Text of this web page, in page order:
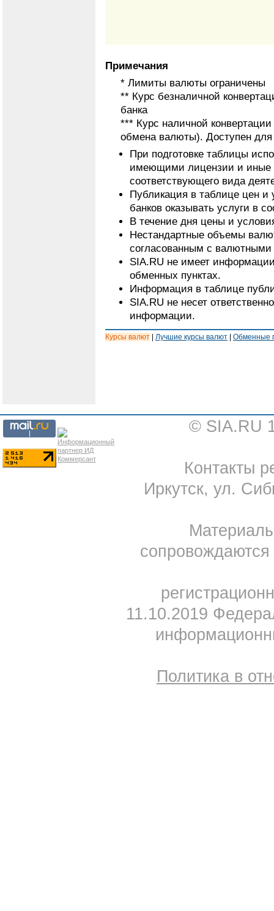
Примечания
* Лимиты валюты ограничены
** Курс безналичной
банка
*** Курс наличной
обмена валюты). Доступен для
При подготовке таблицы
имеющими лицензии и иные
соответствующего вида
Публикация в таблице цен и
банков оказывать услуги в
В течение дня цены и
Нестандартные объемы
согласованным с валютными
SIA.RU не имеет
обменных пунктах.
Информация в таблице
SIA.RU не несет
информации.
Курсы валют Лучшие курсы валют Обменные
© SIA.RU
Контакты
Иркутск, ул.
11.10.2019
Политика в